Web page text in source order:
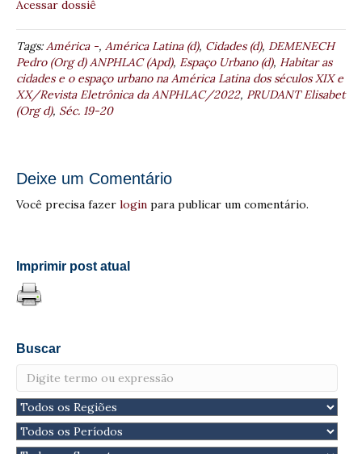
Acessar dossiê
Tags:América -, América Latina (d), Cidades (d), DEMENECH
Pedro (Org d) ANPHLAC (Apd), Espaço Urbano (d), Habitar as
cidades e o espaço urbano na América Latina dos séculos XIX e
XX/Revista Eletrônica da ANPHLAC/2022, PRUDANT Elisabet
(Org d), Séc. 19-20
Deixe um Comentário
Você precisa fazer login para publicar um comentário.
Imprimir post atual
Buscar